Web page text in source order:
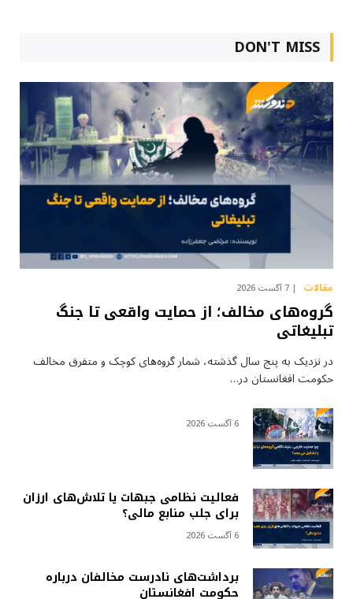
DON'T MISS
مقالات 7 آگست 2026
گروه‌های مخالف؛ از حمایت واقعی تا جنگ
تبلیغاتی
در نزدیک به پنج سال گذشته، شمار گروه‌های کوچک و متفرق مخالف
حکومت افغانستان در…
6 آگست 2026
فعالیت نظامی جبهات یا تلاش‌های ارزان
برای جلب منابع مالی؟
6 آگست 2026
برداشت‌های نادرست مخالفان درباره
حکومت افغانستان